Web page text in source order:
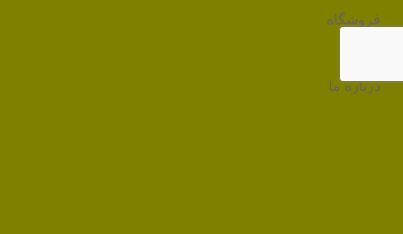
فروشگاه
درباره ما